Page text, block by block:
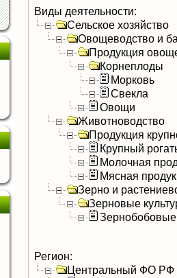
Виды деятельности:
Сельское хозяйство
Овощеводство и
Продукция
Корнеплоды
Морковь
Свекла
Овощи
Животноводство
Продукция
Крупный
Молочная
Мясная
Зерно и
Зерновые
Зернобобовые
Регион:
Центральный ФО РФ